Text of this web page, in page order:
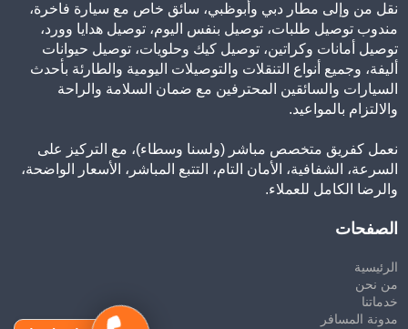
نقل من وإلى مطار دبي وأبوظبي، سائق خاص مع سيارة فاخرة،
مندوب توصيل طلبات، توصيل بنفس اليوم، توصيل هدايا وورد،
توصيل أمانات وكراتين، توصيل كيك وحلويات، توصيل حيوانات
أليفة، وجميع أنواع التنقلات والتوصيلات اليومية والطارئة بأحدث
السيارات والسائقين المحترفين مع ضمان السلامة والراحة
والالتزام بالمواعيد.
نعمل كفريق متخصص مباشر (ولسنا وسطاء)، مع التركيز على
السرعة، الشفافية، الأمان التام، التتبع المباشر، الأسعار الواضحة،
والرضا الكامل للعملاء.
الصفحات
الرئيسية
من نحن
خدماتنا
مدونة المسافر